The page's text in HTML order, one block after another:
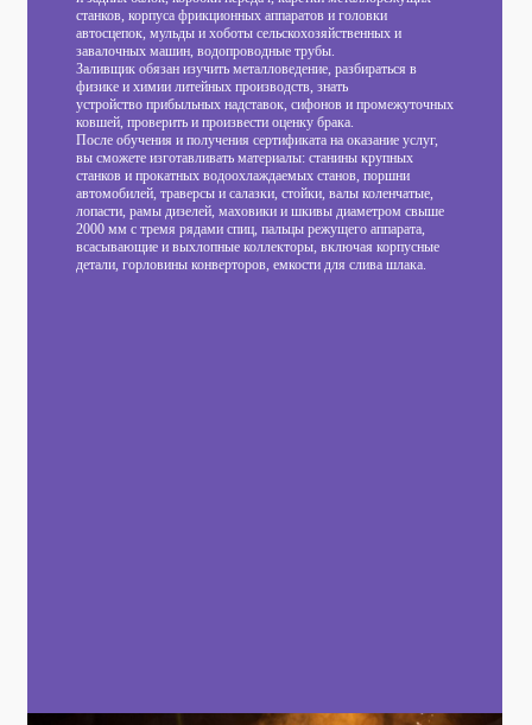
станков, корпуса фрикционных аппаратов и головки
автосцепок, мульды и хоботы сельскохозяйственных и
завалочных машин, водопроводные трубы.
Заливщик обязан изучить металловедение, разбираться в
физике и химии литейных производств, знать
устройство прибыльных надставок, сифонов и промежуточных
ковшей, проверить и произвести оценку брака.
После обучения и получения сертификата на оказание услуг,
вы сможете изготавливать материалы: станины крупных
станков и прокатных водоохлаждаемых станов, поршни
автомобилей, траверсы и салазки, стойки, валы коленчатые,
лопасти, рамы дизелей, маховики и шкивы диаметром свыше
2000 мм с тремя рядами спиц, пальцы режущего аппарата,
всасывающие и выхлопные коллекторы, включая корпусные
детали, горловины конверторов, емкости для слива шлака.